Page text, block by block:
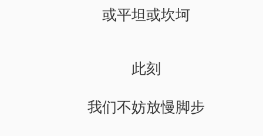
或平坦或坎坷
此刻
我们不妨放慢脚步